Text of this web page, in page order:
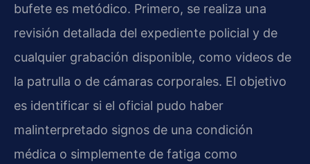
bufete es metódico. Primero, se realiza una
revisión detallada del expediente policial y de
cualquier grabación disponible, como videos de
la patrulla o de cámaras corporales. El objetivo
es identificar si el oficial pudo haber
malinterpretado signos de una condición
médica o simplemente de fatiga como